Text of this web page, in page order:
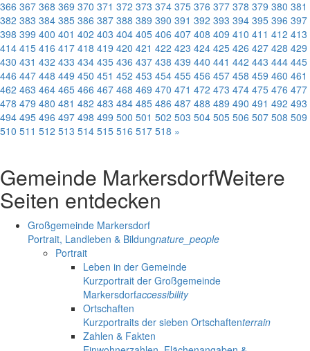
366 367 368 369 370 371 372 373 374 375 376 377 378 379 380 381
382 383 384 385 386 387 388 389 390 391 392 393 394 395 396 397
398 399 400 401 402 403 404 405 406 407 408 409 410 411 412 413
414 415 416 417 418 419 420 421 422 423 424 425 426 427 428 429
430 431 432 433 434 435 436 437 438 439 440 441 442 443 444 445
446 447 448 449 450 451 452 453 454 455 456 457 458 459 460 461
462 463 464 465 466 467 468 469 470 471 472 473 474 475 476 477
478 479 480 481 482 483 484 485 486 487 488 489 490 491 492 493
494 495 496 497 498 499 500 501 502 503 504 505 506 507 508 509
510 511 512 513 514 515 516 517 518 »
Gemeinde MarkersdorfWeitere
Seiten entdecken
Großgemeinde Markersdorf
Portrait, Landleben & Bildungnature_people
Portrait
Leben in der Gemeinde
Kurzportrait der Großgemeinde
Markersdorfaccessibility
Ortschaften
Kurzportraits der sieben Ortschaftenterrain
Zahlen & Fakten